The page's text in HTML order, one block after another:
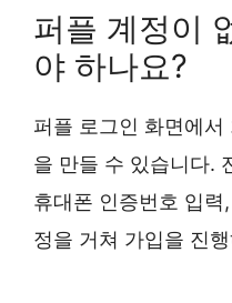
퍼플 계정이
야 하나요?
퍼플 로그인 화면에
을 만들 수 있습니다.
휴대폰 인증번호 입력
정을 거쳐 가입을 진